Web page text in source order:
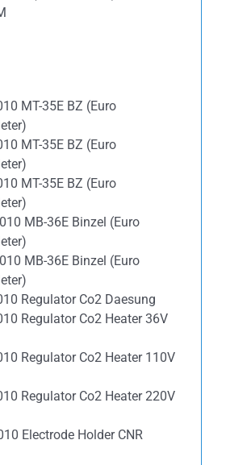
MT-35E BZ (Euro
MT-35E BZ (Euro
MT-35E BZ (Euro
MB-36E Binzel (Euro
MB-36E Binzel (Euro
Regulator Co2 Daesung
Regulator Co2 Heater 36V
Regulator Co2 Heater 110V
Regulator Co2 Heater 220V
Electrode Holder CNR